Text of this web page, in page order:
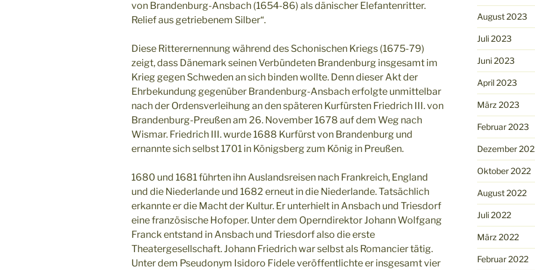
von Brandenburg-Ansbach (1654-86) als dänischer Elefantenritter.
Relief aus getriebenem Silber“.
Diese Ritterernennung während des Schonischen Kriegs (1675-79)
zeigt, dass Dänemark seinen Verbündeten Brandenburg insgesamt im
Krieg gegen Schweden an sich binden wollte. Denn dieser Akt der
Ehrbekundung gegenüber Brandenburg-Ansbach erfolgte unmittelbar
nach der Ordensverleihung an den späteren Kurfürsten Friedrich III. von
Brandenburg-Preußen am 26. November 1678 auf dem Weg nach
Wismar. Friedrich III. wurde 1688 Kurfürst von Brandenburg und
ernannte sich selbst 1701 in Königsberg zum König in Preußen.
1680 und 1681 führten ihn Auslandsreisen nach Frankreich, England
und die Niederlande und 1682 erneut in die Niederlande. Tatsächlich
erkannte er die Macht der Kultur. Er unterhielt in Ansbach und Triesdorf
eine französische Hofoper. Unter dem Operndirektor Johann Wolfgang
Franck entstand in Ansbach und Triesdorf also die erste
Theatergesellschaft. Johann Friedrich war selbst als Romancier tätig.
Unter dem Pseudonym Isidoro Fidele veröffentlichte er insgesamt vier
August 2023
Juli 2023
Juni 2023
April 2023
März 2023
Februar 2023
Dezember
Oktober 2022
August 2022
Juli 2022
März 2022
Februar 2022